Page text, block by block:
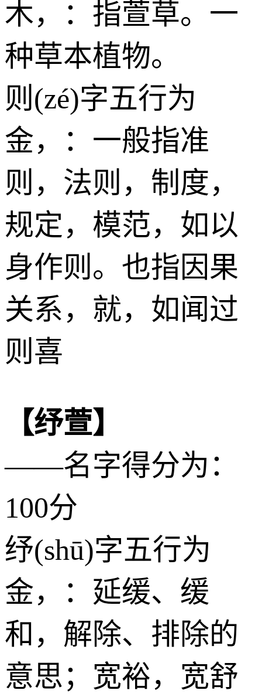
木，：指萱草。一
种草本植物。
则(zé)字五行为
金，：一般指准
则，法则，制度，
规定，模范，如以
身作则。也指因果
关系，就，如闻过
则喜
【纾萱】
——名字得分为：
100分
纾(shū)字五行为
金，：延缓、缓
和，解除、排除的
意思；宽裕，宽舒